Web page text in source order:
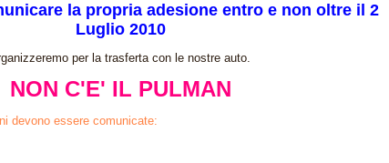
la propria adesione entro e non oltre il 2
Luglio 2010
per la trasferta con le nostre auto.
NON C'E' IL PULMAN
devono essere comunicate: